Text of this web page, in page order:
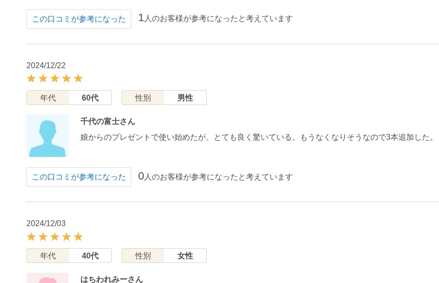
この口コミが参考になった 1 人のお客様が参考になったと考えています
2024/12/22
年代 60代 性別 男性
千代の富士さん
娘からのプレゼントで使い始めたが、とても良く驚いている。もうなくなりそうなので3本追加した。
この口コミが参考になった 0人のお客様が参考になったと考えています
2024/12/03
年代 40代 性別 女性
はちわれみーさん